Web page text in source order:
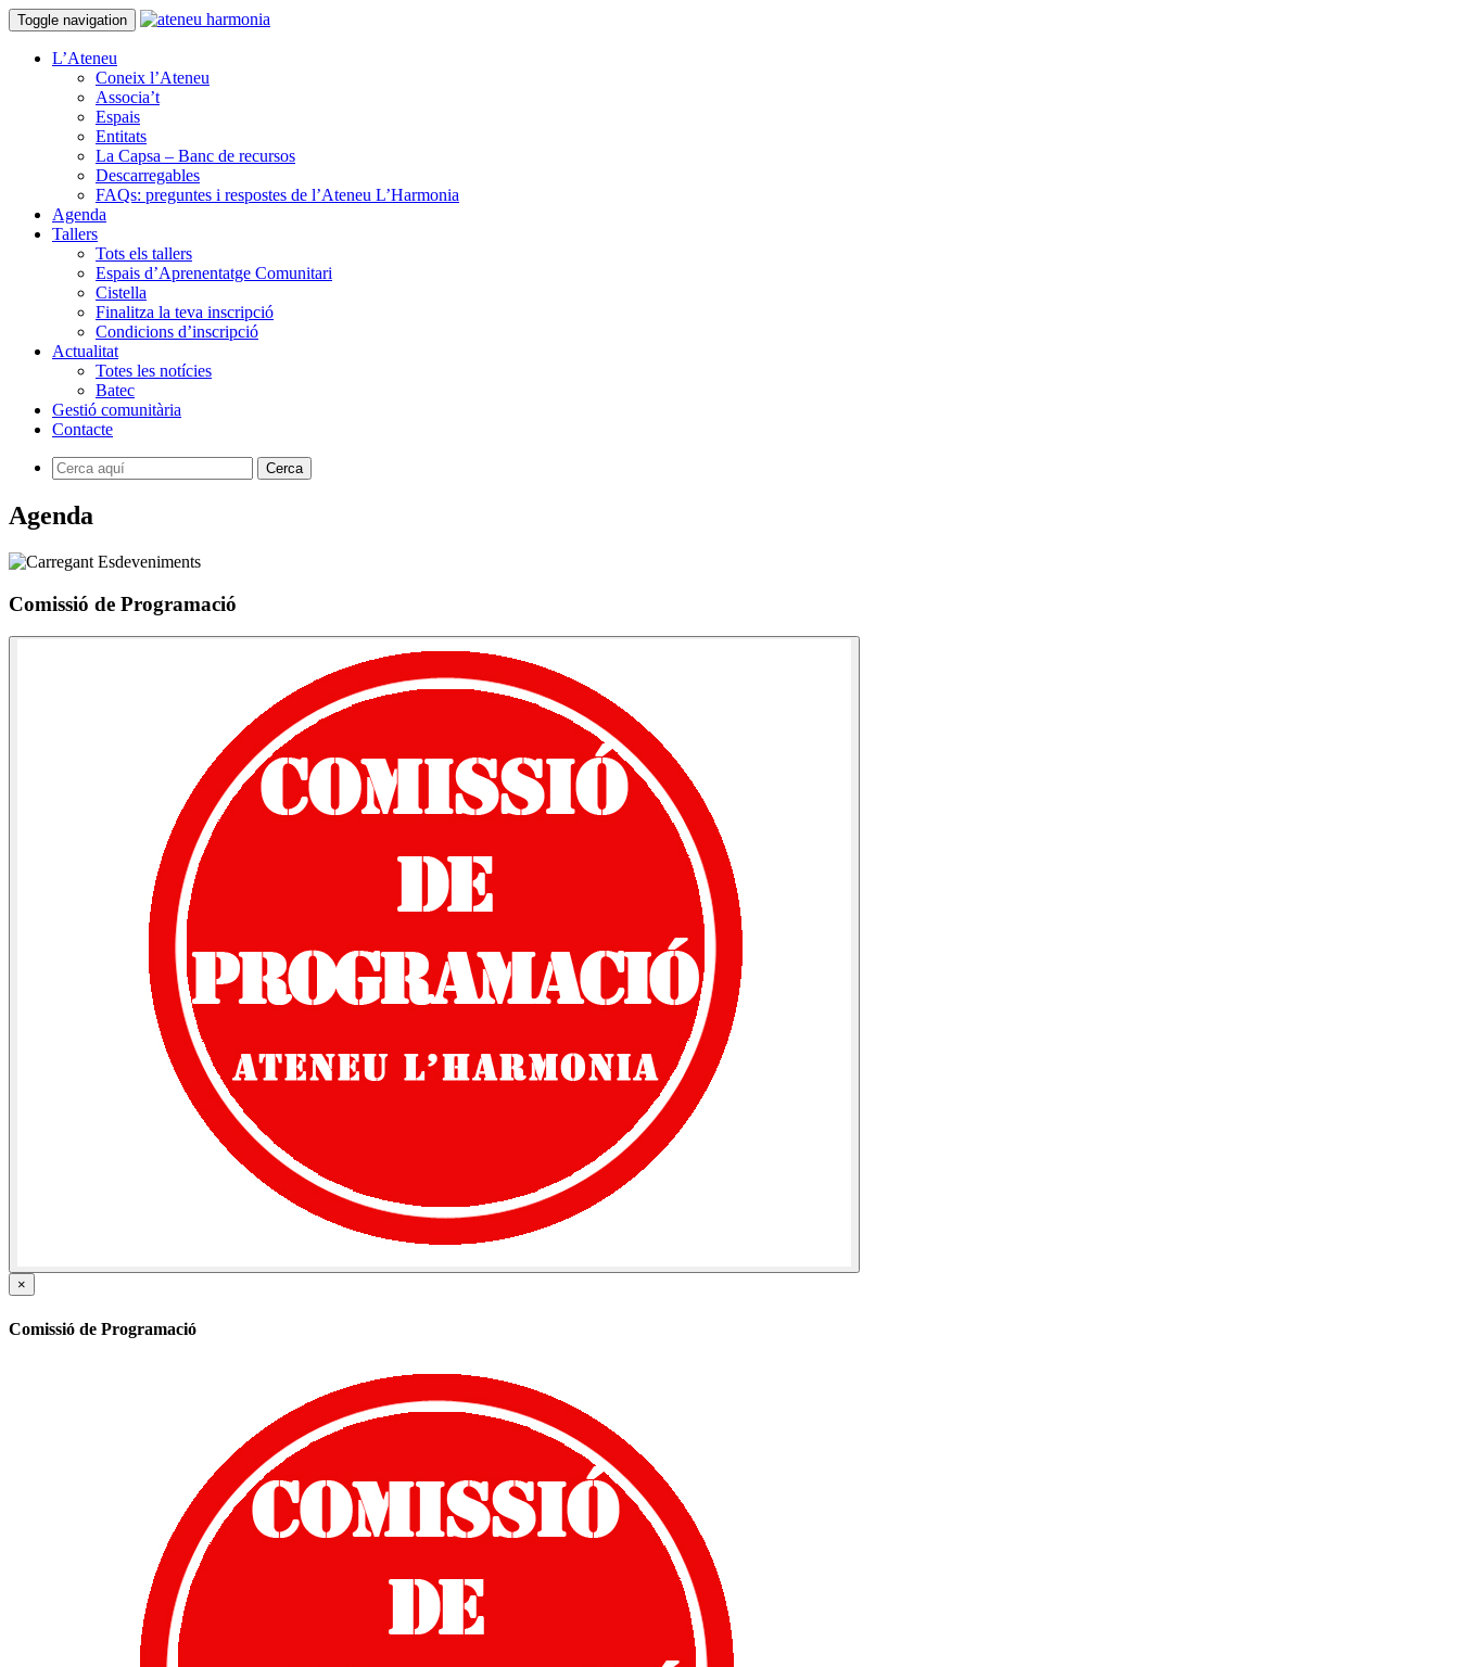
Toggle navigation
L’Ateneu
Coneix l’Ateneu
Associa’t
Espais
Entitats
La Capsa – Banc de recursos
Descarregables
FAQs: preguntes i respostes de l’Ateneu L’Harmonia
Agenda
Tallers
Tots els tallers
Espais d’Aprenentatge Comunitari
Cistella
Finalitza la teva inscripció
Condicions d’inscripció
Actualitat
Totes les notícies
Batec
Gestió comunitària
Contacte
Agenda
Comissió de Programació
×
Comissió de Programació